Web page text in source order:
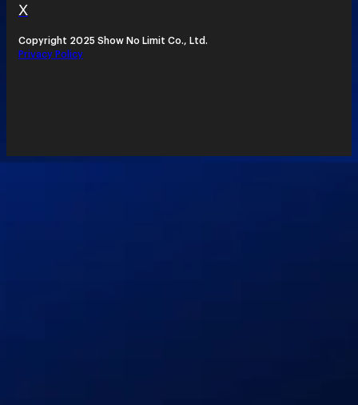
X
Copyright 2025 Show No Limit Co., Ltd.
Privacy Policy